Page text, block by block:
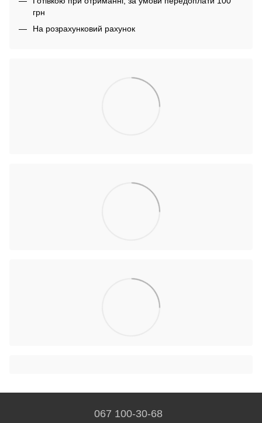
грн
На розрахунковий рахунок
067 100-30-68